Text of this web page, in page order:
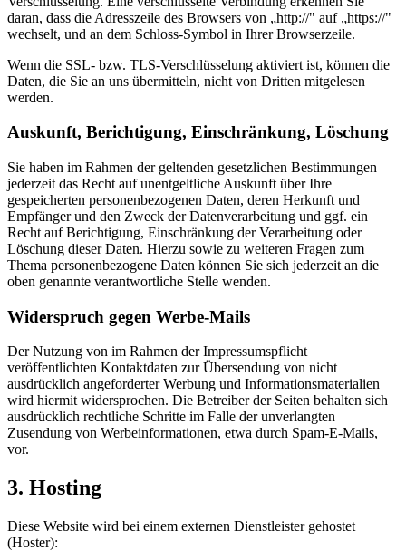
daran, dass die Adresszeile des Browsers von „http://" auf „https://"
wechselt, und an dem Schloss-Symbol in Ihrer Browserzeile.
Wenn die SSL- bzw. TLS-Verschlüsselung aktiviert ist, können die
Daten, die Sie an uns übermitteln, nicht von Dritten mitgelesen
werden.
Auskunft, Berichtigung, Einschränkung, Löschung
Sie haben im Rahmen der geltenden gesetzlichen Bestimmungen
jederzeit das Recht auf unentgeltliche Auskunft über Ihre
gespeicherten personenbezogenen Daten, deren Herkunft und
Empfänger und den Zweck der Datenverarbeitung und ggf. ein
Recht auf Berichtigung, Einschränkung der Verarbeitung oder
Löschung dieser Daten. Hierzu sowie zu weiteren Fragen zum
Thema personenbezogene Daten können Sie sich jederzeit an die
oben genannte verantwortliche Stelle wenden.
Widerspruch gegen Werbe-Mails
Der Nutzung von im Rahmen der Impressumspflicht
veröffentlichten Kontaktdaten zur Übersendung von nicht
ausdrücklich angeforderter Werbung und Informationsmaterialien
wird hiermit widersprochen. Die Betreiber der Seiten behalten sich
ausdrücklich rechtliche Schritte im Falle der unverlangten
Zusendung von Werbeinformationen, etwa durch Spam-E-Mails,
vor.
3. Hosting
Diese Website wird bei einem externen Dienstleister gehostet
(Hoster):